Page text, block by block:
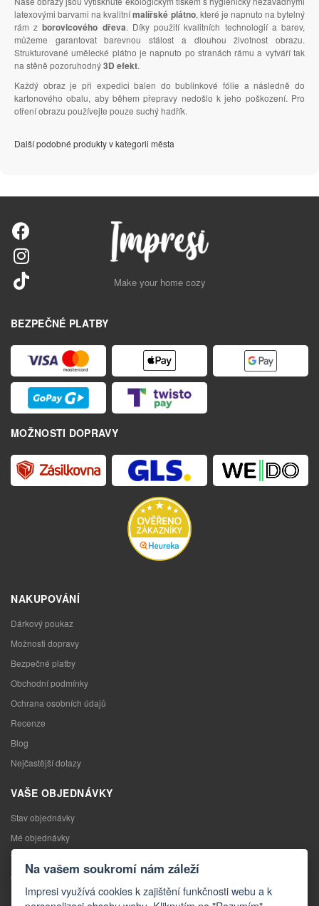
latexovými barvami na kvalitnímalířské plátno, které je napnuto na bytelný
rám zborovicového dřeva. Díky použití kvalitních technologií a barev,
můžeme garantovat barevnou stálost a dlouhou životnost obrazu.
Strukturované umělecké plátno je napnuto po stranách rámu a vytváří tak
na stěně pozoruhodný3D efekt.
Každý obraz je při expedici balen do bublinkové fólie a následně do
kartonového obalu, aby během přepravy nedošlo k jeho poškození. Pro
otření obrazu používejte pouze suchý hadřík.
Další podobné produkty v kategorii města
Make your home cozy
BEZPEČNÉ PLATBY
MOŽNOSTI DOPRAVY
NAKUPOVÁNÍ
Dárkový poukaz
Možnosti dopravy
Bezpečné platby
Obchodní podmínky
Ochrana osobních údajů
Recenze
Blog
Nejčastější dotazy
VAŠE OBJEDNÁVKY
Stav objednávky
Mé objednávky
Výměna zboží
Odstoupení od kupní smlouvy
Reklamace
Na vašem soukromí nám záleží
Impresi využívá cookies k zajištění funkčnosti webu a k